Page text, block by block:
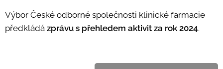
Výbor České odborné společnosti klinické farmacie
předkládá zprávu s přehledem aktivit za rok 2024.